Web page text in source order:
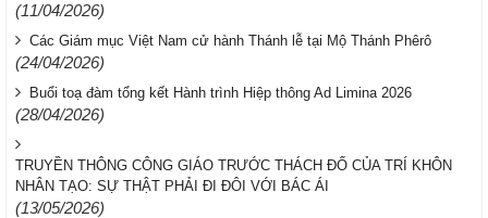
(11/04/2026)
Các Giám mục Việt Nam cử hành Thánh lễ tại Mộ Thánh Phêrô
(24/04/2026)
Buổi toạ đàm tổng kết Hành trình Hiệp thông Ad Limina 2026
(28/04/2026)
TRUYỀN THÔNG CÔNG GIÁO TRƯỚC THÁCH ĐỐ CỦA TRÍ KHÔN
NHÂN TẠO: SỰ THẬT PHẢI ĐI ĐÔI VỚI BÁC ÁI
(13/05/2026)